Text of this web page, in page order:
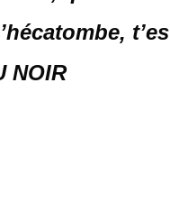
t
NOIR